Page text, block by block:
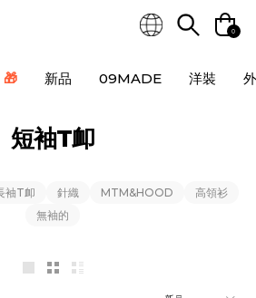
0
新品 09MADE 洋裝
短袖T卹
袖T卹 針織 MTM&HOOD
高領衫
無袖的